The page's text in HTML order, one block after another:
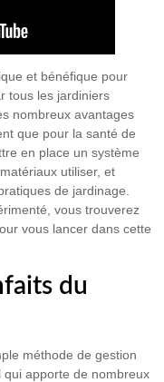
et bénéfique pour
tous les jardiniers
nombreux avantages
que pour la santé de
en place un système
utiliser, et
de jardinage.
vous trouverez
vous lancer dans cette
du
méthode de gestion
qui apporte de nombreux